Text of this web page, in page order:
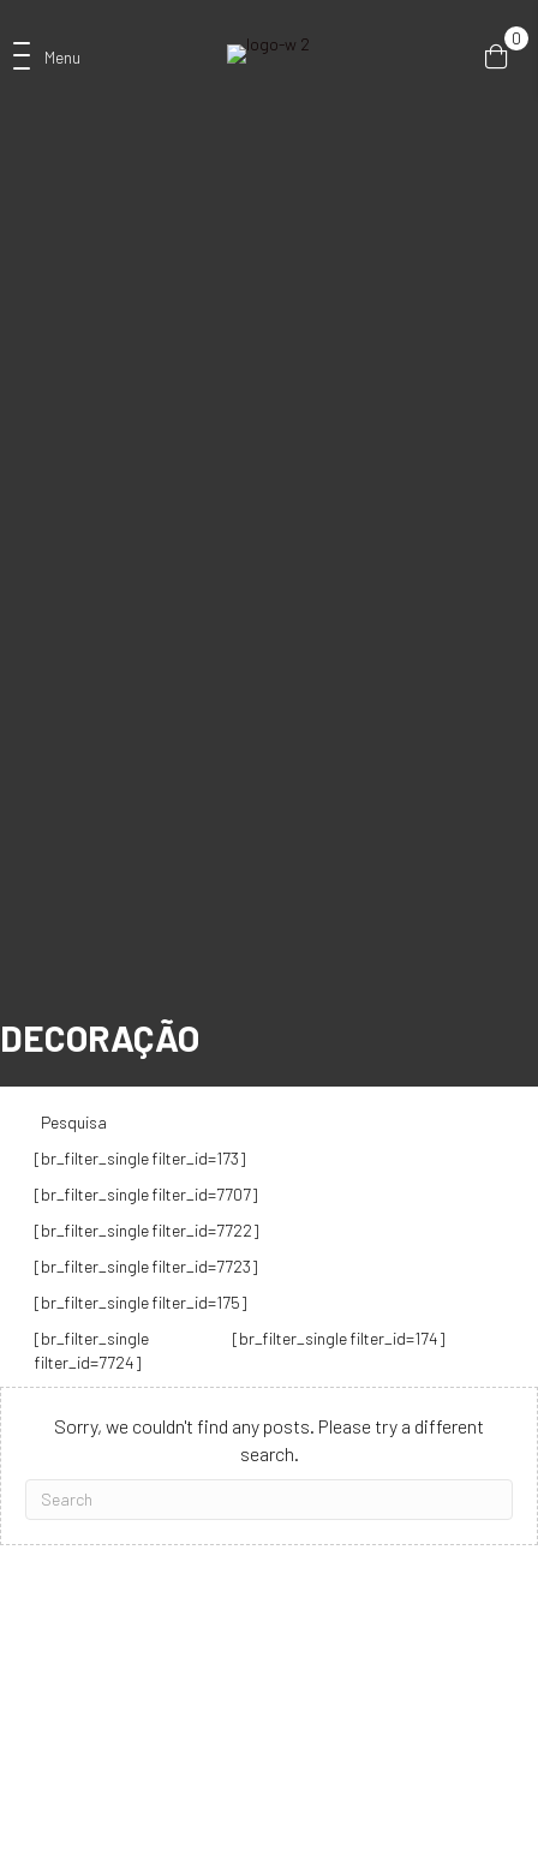
Menu
0
DECORAÇÃO
Pesquisa
[br_filter_single filter_id=173]
[br_filter_single filter_id=7707]
[br_filter_single filter_id=7722]
[br_filter_single filter_id=7723]
[br_filter_single filter_id=175]
[br_filter_single
filter_id=7724]
[br_filter_single filter_id=174]
Sorry, we couldn't find any posts. Please try a different
search.